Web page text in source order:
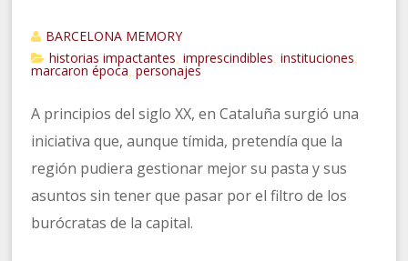
BARCELONA MEMORY
historias impactantes
,imprescindibles ,instituciones
marcaron época ,personajes
A principios del siglo XX, en Cataluña surgió una
iniciativa que, aunque tímida, pretendía que la
región pudiera gestionar mejor su pasta y sus
asuntos sin tener que pasar por el filtro de los
burócratas de la capital.